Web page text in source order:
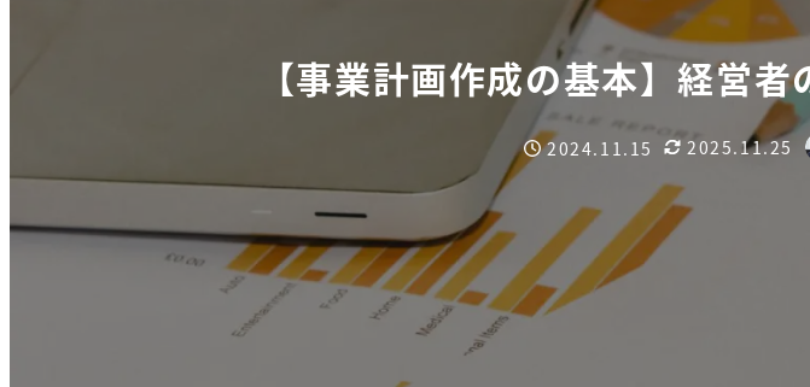
【事業計画作成の基本】経営
投稿日2024.11.15 更新日
2025.11.25